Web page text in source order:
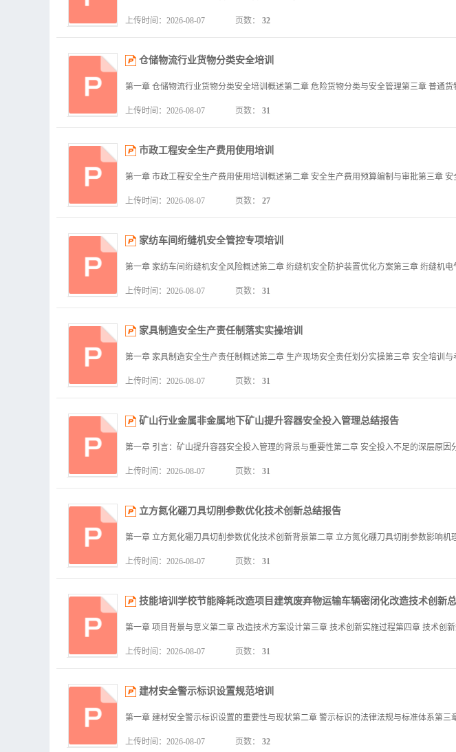
上传时间：2026-08-07 页数： 32
仓储物流行业货物分类安全培训
上传时间：2026-08-07 页数： 31
市政工程安全生产费用使用培训
上传时间：2026-08-07 页数： 27
家纺车间绗缝机安全管控专项培训
上传时间：2026-08-07 页数： 31
家具制造安全生产责任制落实实操培训
上传时间：2026-08-07 页数： 31
矿山行业金属非金属地下矿山提升容器安全投入管理总结报告
上传时间：2026-08-07 页数： 31
立方氮化硼刀具切削参数优化技术创新总结报告
上传时间：2026-08-07 页数： 31
技能培训学校节能降耗改造项目建筑废弃物运输车辆密闭化改造技术创新
上传时间：2026-08-07 页数： 31
建材安全警示标识设置规范培训
上传时间：2026-08-07 页数： 32